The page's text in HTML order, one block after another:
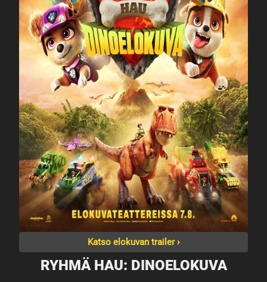
Katso elokuvan trailer ›
RYHMÄ HAU: DINOELOKUVA